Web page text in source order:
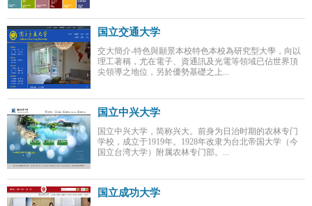
国立交通大学
交大簡介-特色與願景本校特色本校為研究型大學，向以
理工著稱，尤在電子、資通訊及光電等領域已佔世界頂
尖領導之地位，另於優勢基礎之上...
国立中兴大学
国立中兴大学，简称兴大。前身为日治时期的农林专门
学校，成立于1919年。1928年改隶为台北帝国大学（今
国立台湾大学）附属农林专门部。...
国立成功大学